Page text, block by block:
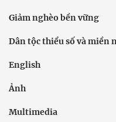
Giảm nghèo bền vững
Dân tộc thiểu số và miền
English
Ảnh
Multimedia